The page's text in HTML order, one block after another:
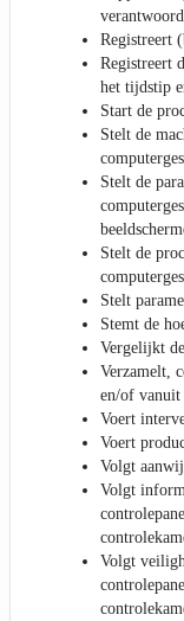
Registreert
Registreert
het tijdstip
Start de
Stelt de
Stelt de
Stelt de
Stelt
Stemt de
Vergelijkt
Verzamelt,
en/of vanuit
Voert
Voert
Volgt
Volgt
Volgt